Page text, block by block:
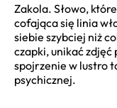
Zakola. Słowo,
cofająca się linia
siebie szybciej niż
czapki, unikać zdjęć
spojrzenie w lustro
psychicznej.